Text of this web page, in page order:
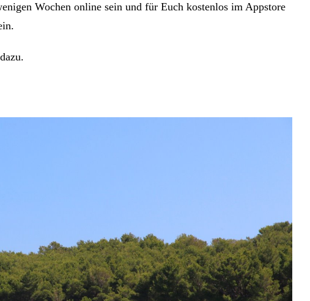
Wochen online sein und für Euch kostenlos im Appstore